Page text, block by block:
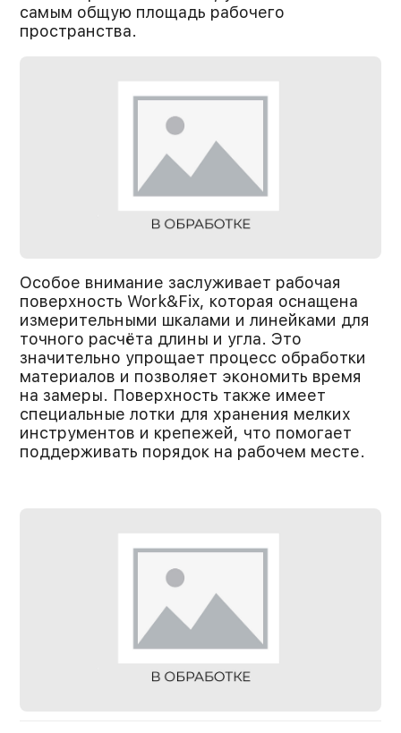
самым общую площадь рабочего
пространства.
Особое внимание заслуживает рабочая
поверхность Work&Fix, которая оснащена
измерительными шкалами и линейками для
точного расчёта длины и угла. Это
значительно упрощает процесс обработки
материалов и позволяет экономить время
на замеры. Поверхность также имеет
специальные лотки для хранения мелких
инструментов и крепежей, что помогает
поддерживать порядок на рабочем месте.